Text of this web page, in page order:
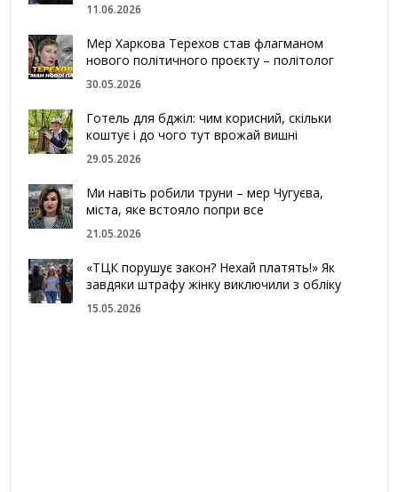
11.06.2026
Мер Харкова Терехов став флагманом
нового політичного проєкту – політолог
30.05.2026
Готель для бджіл: чим корисний, скільки
коштує і до чого тут врожай вишні
29.05.2026
Ми навіть робили труни – мер Чугуєва,
міста, яке встояло попри все
21.05.2026
«ТЦК порушує закон? Нехай платять!» Як
завдяки штрафу жінку виключили з обліку
15.05.2026